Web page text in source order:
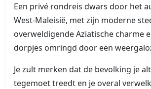
Een privé rondreis dwars door het
West-Maleisië, met zijn moderne
overweldigende Aziatische charme
dorpjes omringd door een
Je zult merken dat de bevolking je
tegemoet treedt en je overal